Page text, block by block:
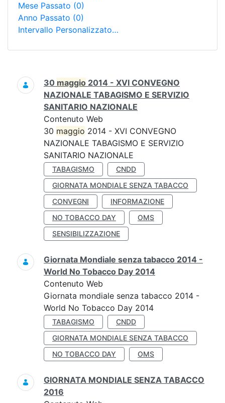
Mese Passato (0)
Anno Passato (0)
Intervallo Personalizzato…
Ricerca
30 maggio 2014 - XVI CONVEGNO
NAZIONALE TABAGISMO E SERVIZIO
SANITARIO NAZIONALE
Contenuto Web
30 maggio 2014 - XVI CONVEGNO
NAZIONALE TABAGISMO E SERVIZIO
SANITARIO NAZIONALE
TABAGISMO
CNDD
GIORNATA MONDIALE SENZA TABACCO
CONVEGNI
INFORMAZIONE
NO TOBACCO DAY
OMS
SENSIBILIZZAZIONE
Giornata Mondiale senza tabacco 2014 -
World No Tobacco Day 2014
Contenuto Web
Giornata mondiale senza tabacco 2014 -
World No Tobacco Day 2014
TABAGISMO
CNDD
GIORNATA MONDIALE SENZA TABACCO
NO TOBACCO DAY
OMS
GIORNATA MONDIALE SENZA TABACCO
2016